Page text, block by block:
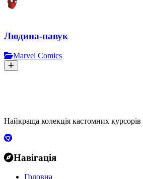
Людина-павук
Marvel Comics
Найкраща колекція кастомних
Навігація
Головна